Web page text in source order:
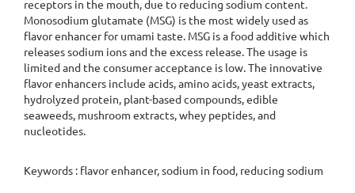
receptors in the mouth, due to reducing sodium content.
Monosodium glutamate (MSG) is the most widely used as
flavor enhancer for umami taste. MSG is a food additive which
releases sodium ions and the excess release. The usage is
limited and the consumer acceptance is low. The innovative
flavor enhancers include acids, amino acids, yeast extracts,
hydrolyzed protein, plant-based compounds, edible
seaweeds, mushroom extracts, whey peptides, and
nucleotides.
Keywords : flavor enhancer, sodium in food, reducing sodium